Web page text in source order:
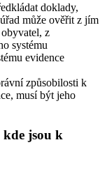
doklady,
může ověřit z jím
z
systému
evidence
způsobilosti k
musí být jeho
kde jsou k